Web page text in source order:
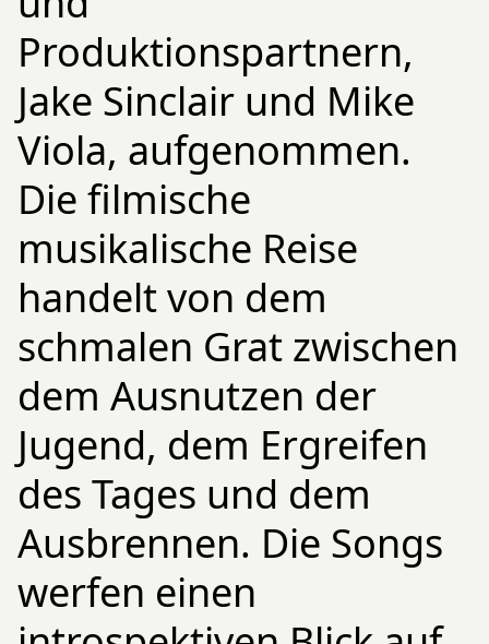
Produktionspartnern,
Jake Sinclair und Mike
Viola, aufgenommen.
Die filmische
musikalische Reise
handelt von dem
schmalen Grat zwischen
dem Ausnutzen der
Jugend, dem Ergreifen
des Tages und dem
Ausbrennen. Die Songs
werfen einen